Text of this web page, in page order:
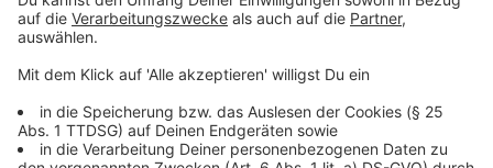
Anzeige